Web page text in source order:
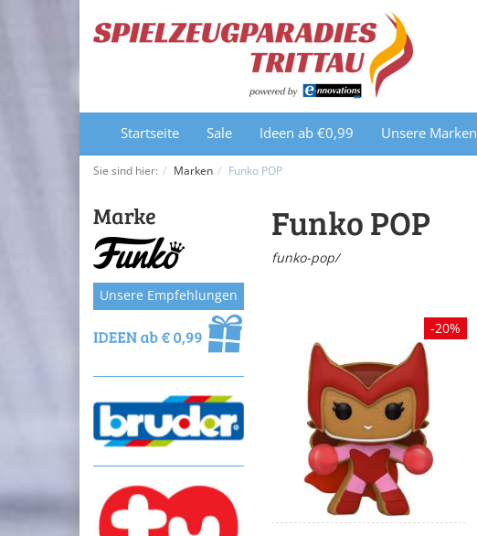
Startseite Sale Ideen ab €0,99 Unsere Marken
Sie sind hier: Marken Funko POP
Marke
Unsere Empfehlungen
Funko POP
funko-pop/
-20%